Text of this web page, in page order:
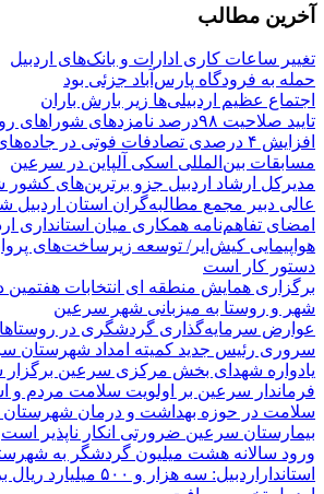
آخرین مطالب
تغییر ساعات کاری ادارات و بانک‌های اردبیل
حمله به فرودگاه پارس‌‌آباد جزئی بود
اجتماع عظیم اردبیلی‌ها زیر بارش باران
تایید صلاحیت ۹۸درصد نامزدهای شوراهای روستای اردبیل
افزایش ۴ درصدی تصادفات فوتی در جاده‌های اردبیل
مسابقات بین‌المللی اسکی آلپاین در سرعین
مدیرکل ارشاد اردبیل جزو برترین‌های کشور
عالی دبیر مجمع مطالبه‌گران استان اردبیل
امضای تفاهم‌نامه همکاری میان استانداری
هواپیمایی کیش‌ایر/ توسعه زیرساخت‌های
دستور کار است
برگزاری همایش منطقه ای انتخابات
شهر و روستا به میزبانی شهر سرعین
عوارض سرمایه‌گذاری گردشگری در
سروری رئیس جدید کمیته امداد شهرستان
یادواره شهدای بخش مرکزی سرعین برگزار
فرماندار سرعین بر اولویت سلامت مردم و
سلامت در حوزه بهداشت و درمان شهرستان
بیمارستان سرعین ضرورتی انکار ناپذیر است
ورود سالانه هشت میلیون گردشگر به
استانداراردبیل: سه هزار